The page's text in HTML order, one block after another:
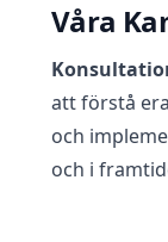
Våra
att förstå
och
och i